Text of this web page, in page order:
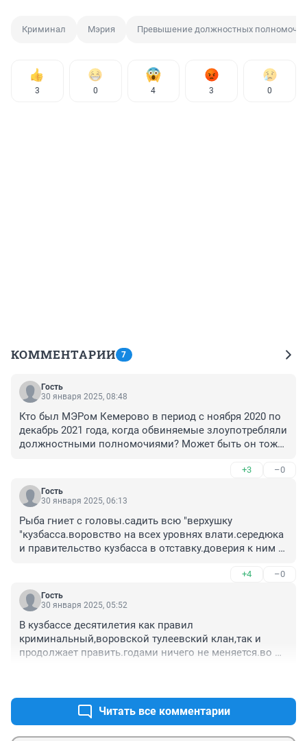
Криминал Мэрия Превышение должностных
3 0 4 3 0
КОММЕНТАРИИ 7
Гость
30 января 2025, 08:48
Кто был МЭРом Кемерово в период с ноября 2020 по
декабрь 2021 года, когда обвиняемые злоупотребляли
должностными полномочиями? Может быть он тоже
+3 –0
Гость
30 января 2025, 06:13
Рыба гниет с головы.садить всю "верхушку
"кузбасса.воровство на всех уровнях влати.середюка
и правительство кузбасса в отставку.доверия к ним у
+4 –0
Гость
30 января 2025, 05:52
В кузбассе десятилетия как правил
криминальный,воровской тулеевский клан,так и
продолжает править.годами ничего не меняется.во
чиновников кузбасса. коррумпированная банда.
Читать все комментарии